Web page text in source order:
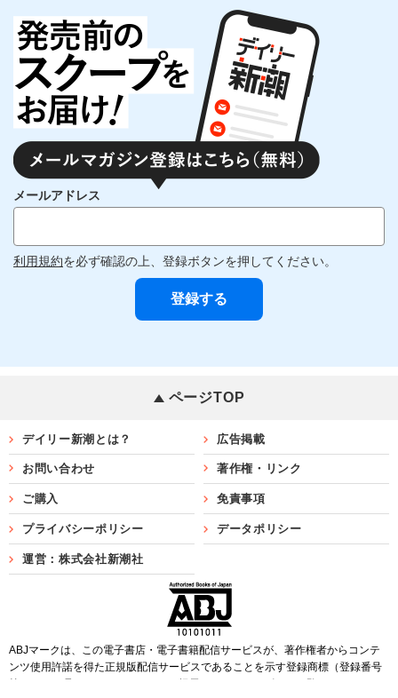
メールアドレス
利用規約を必ず確認の上、登録ボタンを押してください。
ページTOP
デイリー新潮とは？ 広告掲載
お問い合わせ 著作権・リンク
ご購入 免責事項
プライバシーポリシー データポリシー
運営：株式会社新潮社
ABJマークは、この電子書店・電子書籍配信サービスが、著作権者からコンテ
ンツ使用許諾を得た正規版配信サービスであることを示す登録商標（登録番号